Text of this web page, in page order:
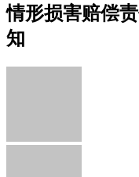
情形损害赔偿
知